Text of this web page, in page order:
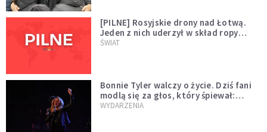
[PILNE] Rosyjskie drony nad Łotwą.
Jeden z nich uderzył w skład ropy
naftowej
ŚWIAT
Bonnie Tyler walczy o życie. Dziś fani
modlą się za głos, który śpiewał:
"Lord, help me"
WYDARZENIA